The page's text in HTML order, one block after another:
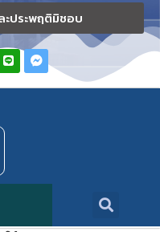
ะประพฤติมิชอบ